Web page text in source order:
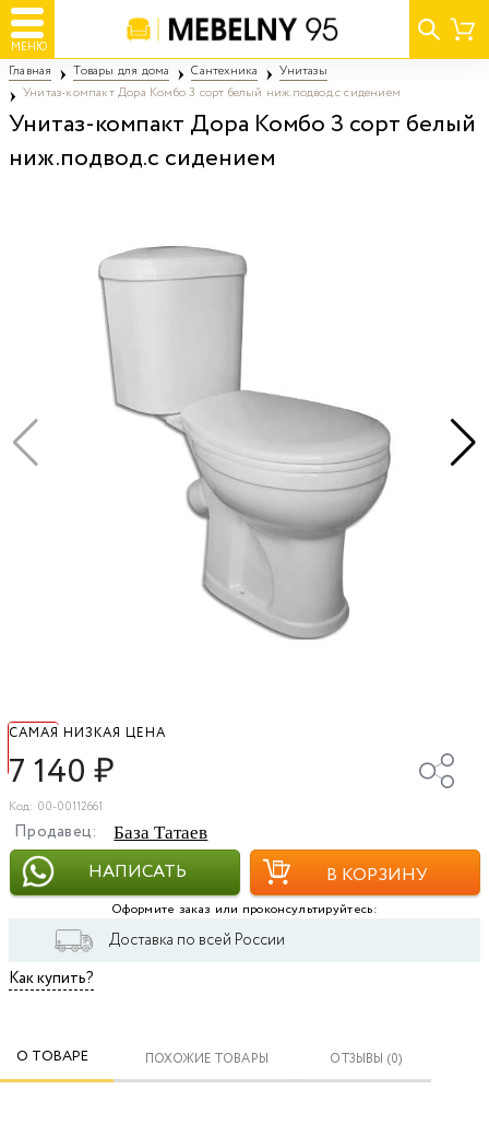
МЕНЮ
Главная Товары для дома Сантехника
Унитазы
Унитаз-компакт Дора Комбо 3 сорт белый ниж.подвод.с сидением
Унитаз-компакт Дора Комбо 3 сорт белый
ниж.подвод.с сидением
САМАЯ НИЗКАЯ ЦЕНА
7 140₽
Код: 00-00112661
Продавец: База Татаев
НАПИСАТЬ В КОРЗИНУ
Оформите заказ или проконсультируйтесь:
Доставка по всей России
Как купить?
О ТОВАРЕ ПОХОЖИЕ ТОВАРЫ ОТЗЫВЫ (0)